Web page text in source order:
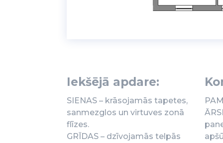
Iekšējā apdare:
SIENAS – krāsojamās tapetes,
sanmezglos un virtuves zonā
flīzes.
GRĪDAS – dzīvojamās telpās